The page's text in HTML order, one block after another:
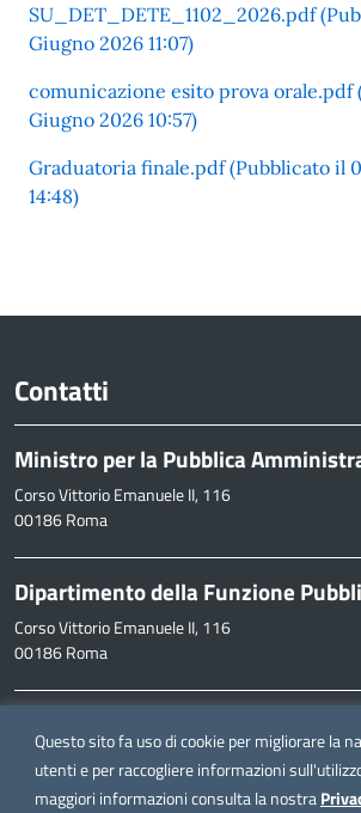
Questo sito fa uso di cookie per migliorare la
utenti e per raccogliere informazioni
maggiori informazioni consulta la nostra
SU_DET_DETE_1102_2026.pdf
Giugno 2026 11:07)
comunicazione esito prova orale.pdf
Giugno 2026 10:57)
Graduatoria finale.pdf (Pubblicato il
14:48)
Contatti
Ministro per la Pubblica
Corso Vittorio Emanuele II, 116
00186 Roma
Dipartimento della Funzione
Corso Vittorio Emanuele II, 116
00186 Roma
inpa@funzionepubblica.it
FAQ